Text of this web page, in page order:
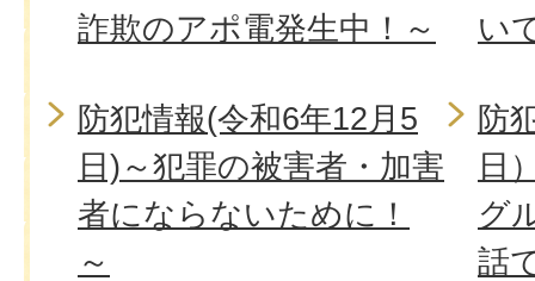
詐欺のアポ電発生中！～
い
防犯情報(令和6年12月5
日)～犯罪の被害者・加害
者にならないために！
～
防
日
グ
話